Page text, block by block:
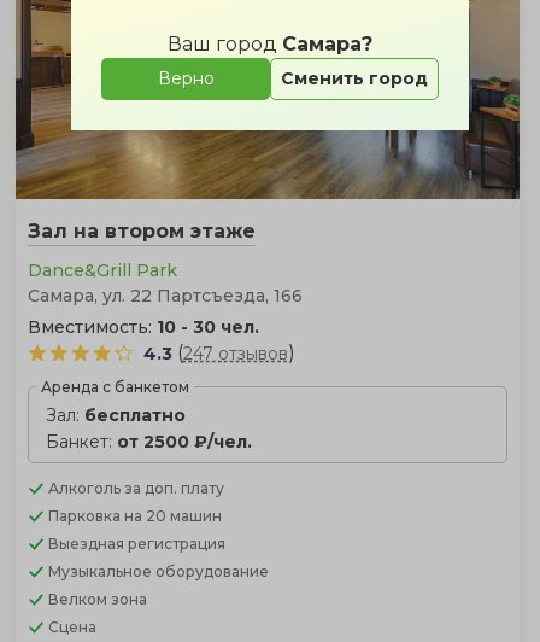
Ваш город Самара?
Верно Сменить город
Зал на втором этаже
Dance&Grill Park
Самара, ул. 22 Партсъезда, 166
Вместимость: 10 - 30 чел.
4.3 (247 отзывов)
Аренда с банкетом
Зал: бесплатно
Банкет: от 2500 ₽/чел.
Алкоголь за доп. плату
Парковка на 20 машин
Выездная регистрация
Музыкальное оборудование
Велком зона
Сцена